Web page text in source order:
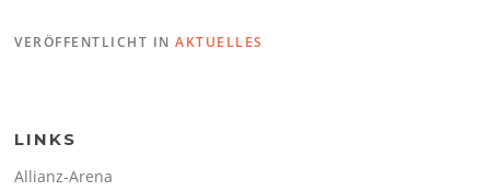
VERÖFFENTLICHT INAKTUELLES
LINKS
Allianz-Arena